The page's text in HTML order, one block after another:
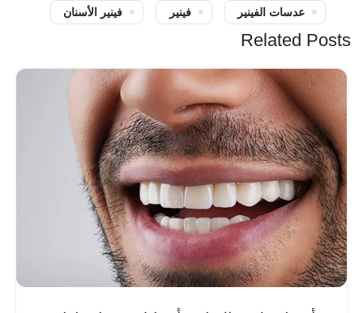
عدسات الفينير فينير فينير الأسنان
Related Posts